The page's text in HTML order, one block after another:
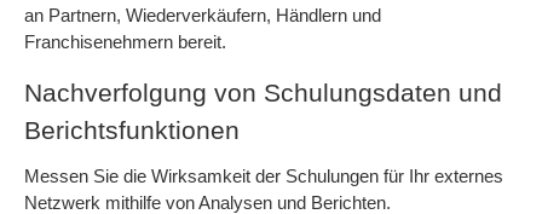
an Partnern, Wiederverkäufern, Händlern und
Franchisenehmern bereit.
Nachverfolgung von Schulungsdaten und
Berichtsfunktionen
Messen Sie die Wirksamkeit der Schulungen für Ihr externes
Netzwerk mithilfe von Analysen und Berichten.